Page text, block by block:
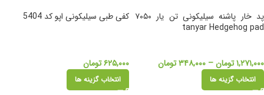
پد خار پاشنه سیلیکونی تن یار ۷۰۵۰
tanyar Hedgehog pad
۱,۲۷۱,۰۰۰تومان– ۳۴۸,۰۰۰تومان
انتخاب گزینه ها
کفی طبی سیلیکونی اپو کد 5404
۶۲۵,۰۰۰تومان
انتخاب گزینه ها